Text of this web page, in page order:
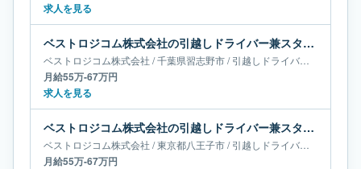
求人を見る
ベストロジコム株式会社の引越しドライバー兼スタッフ求人｜千葉県習志野市｜月給55万-67万円
ベストロジコム株式会社 /千葉県習志野市/引越しドライバー兼スタッフ
月給55万-67万円
求人を見る
ベストロジコム株式会社の引越しドライバー兼スタッフ求人｜東京都八王子市｜月給55万-67万円
ベストロジコム株式会社 /東京都八王子市/引越しドライバー兼スタッフ
月給55万-67万円